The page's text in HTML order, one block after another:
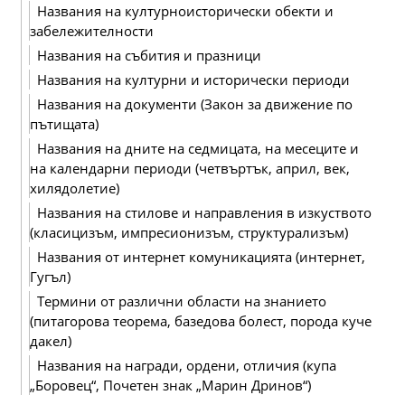
Названия на културноисторически обекти и
забележителности
Названия на събития и празници
Названия на културни и исторически периоди
Названия на документи (Закон за движение по
пътищата)
Названия на дните на седмицата, на месеците и
на календарни периоди (четвъртък, април, век,
хилядолетие)
Названия на стилове и направления в изкуството
(класицизъм, импресионизъм, структурализъм)
Названия от интернет комуникацията (интернет,
Гугъл)
Термини от различни области на знанието
(питагорова теорема, базедова болест, порода куче
дакел)
Названия на награди, ордени, отличия (купа
„Боровец“, Почетен знак „Марин Дринов“)